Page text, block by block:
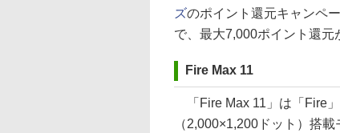
ズのポイント還元キャンペ
で、最大7,000ポイント還元
Fire Max 11
「Fire Max 11」は「Fire
（2,000×1,200ドット）搭